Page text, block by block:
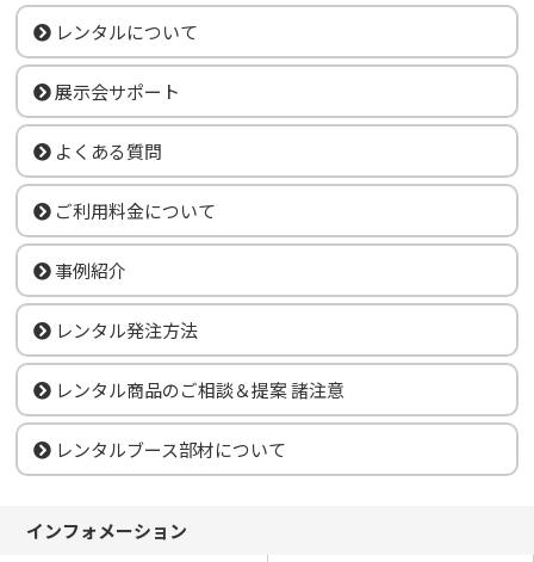
レンタルについて
展示会サポート
よくある質問
ご利用料金について
事例紹介
レンタル発注方法
レンタル商品のご相談＆提案 諸注意
レンタルブース部材について
インフォメーション